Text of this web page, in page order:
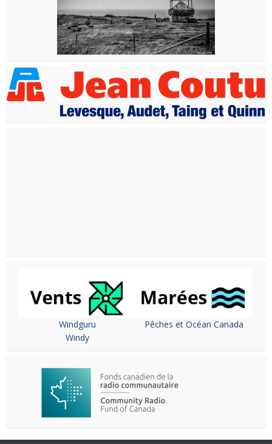
Windguru
Windy
Pêches et Océan Canada